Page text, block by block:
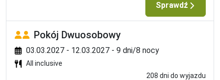
Sprawdź
Pokój Dwuosobowy
03.03.2027 - 12.03.2027 - 9 dni/8 nocy
All inclusive
208 dni do wyjazdu